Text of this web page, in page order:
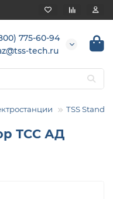
775-60-94
tech.ru
TSS
ТСС АД